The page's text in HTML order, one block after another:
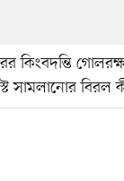
কিংবদন্তি
সামলানোর বিরল